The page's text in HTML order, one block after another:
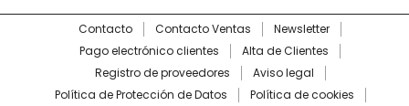
Contacto Contacto Ventas
Newsletter
Pago electrónico clientes
Alta de Clientes
Registro de proveedores
Aviso legal
Política de Protección de Datos
Política de cookies